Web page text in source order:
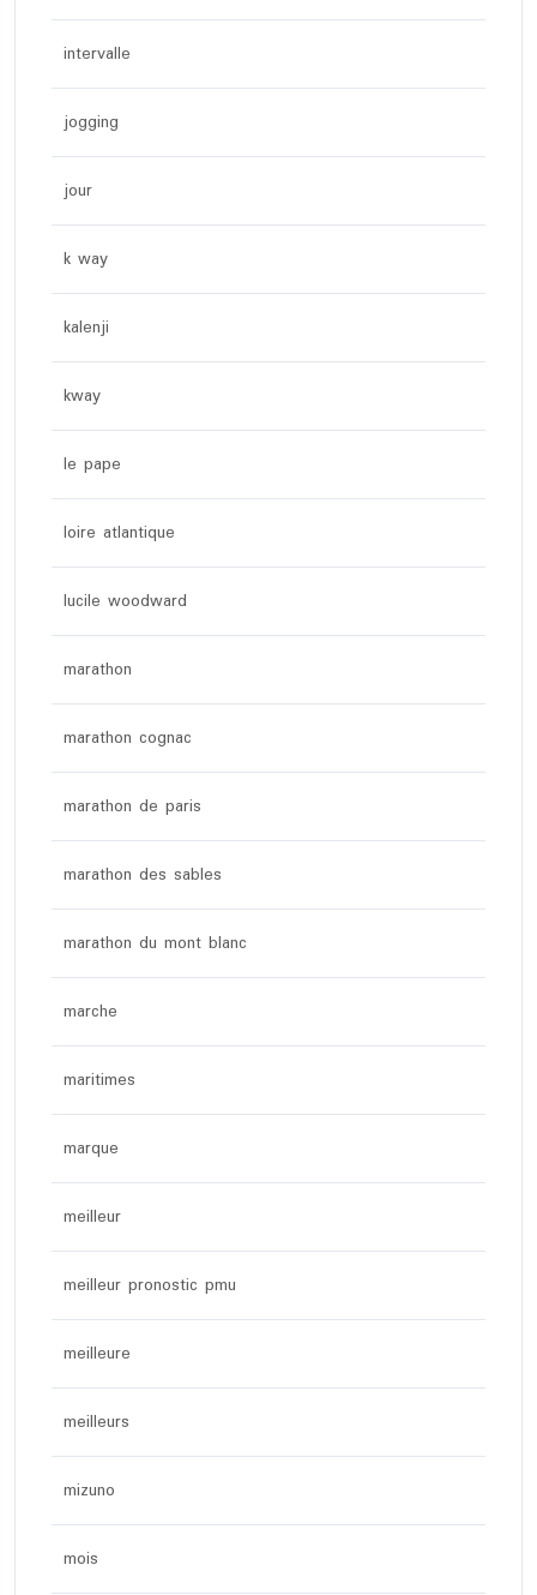
intervalle
jogging
jour
k way
kalenji
kway
le pape
loire atlantique
lucile woodward
marathon
marathon cognac
marathon de paris
marathon des sables
marathon du mont blanc
marche
maritimes
marque
meilleur
meilleur pronostic pmu
meilleure
meilleurs
mizuno
mois